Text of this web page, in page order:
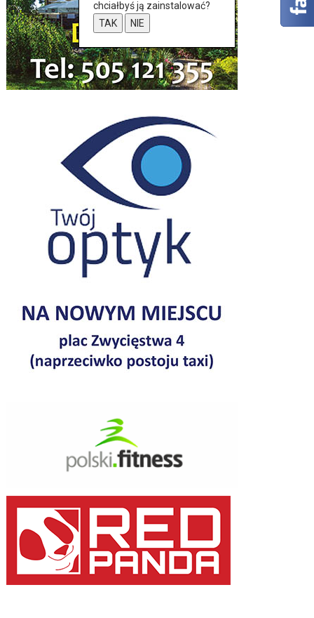
chciałbyś ją zainstalować?
TAK
NIE